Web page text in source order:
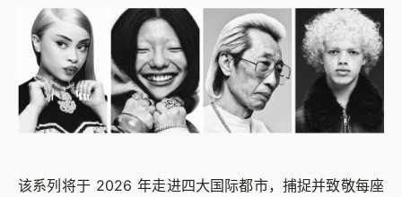
该系列将于 2026 年走进四大国际都市，捕捉并致敬每座